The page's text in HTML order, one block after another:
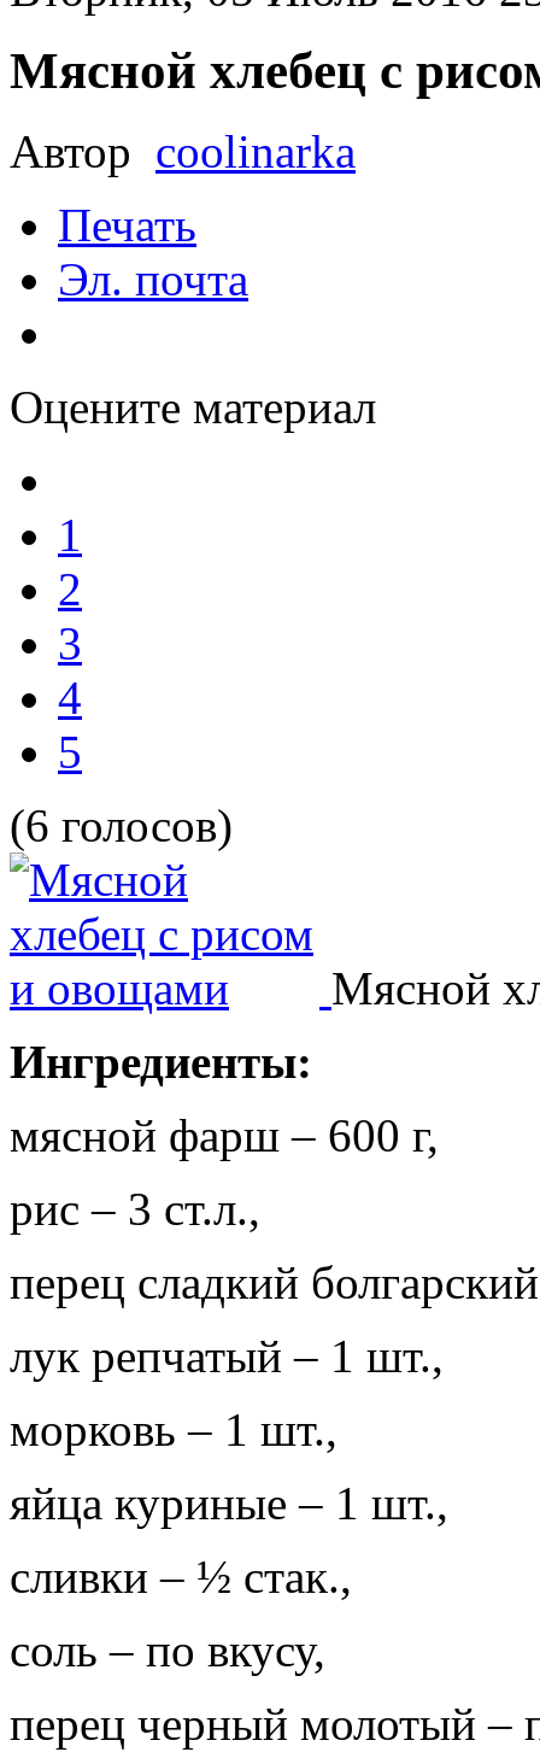
Мясной хлебец с
Автор coolinarka
Печать
Эл. почта
Оцените материал
1
2
3
4
5
(6 голосов)
Мясной
Ингредиенты:
мясной фарш – 600 г,
рис – 3 ст.л.,
перец сладкий
лук репчатый – 1 шт.,
морковь – 1 шт.,
яйца куриные – 1 шт.,
сливки – ½ стак.,
соль – по вкусу,
перец черный молотый –